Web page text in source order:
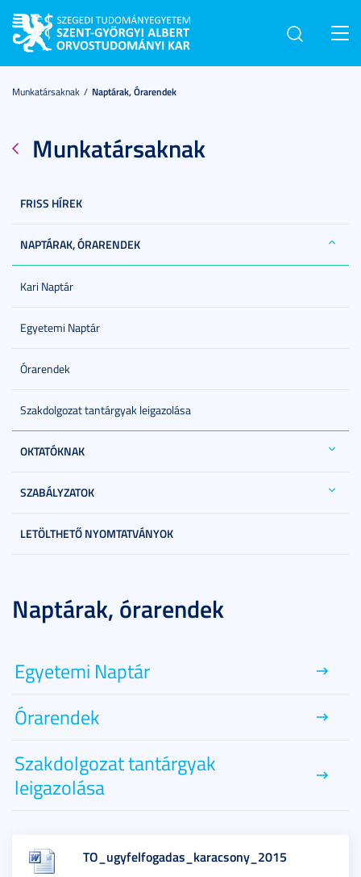
Munkatársaknak Naptárak, Órarendek
Munkatársaknak
FRISS HÍREK
NAPTÁRAK, ÓRARENDEK
Kari Naptár
Egyetemi Naptár
Órarendek
Szakdolgozat tantárgyak leigazolása
OKTATÓKNAK
SZABÁLYZATOK
LETÖLTHETŐ NYOMTATVÁNYOK
Naptárak, órarendek
Egyetemi Naptár
Órarendek
Szakdolgozat tantárgyak
leigazolása
TO_ugyfelfogadas_karacsony_2015